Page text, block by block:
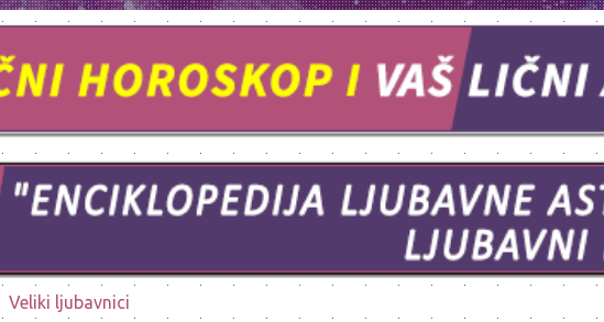
Veliki ljubavnici